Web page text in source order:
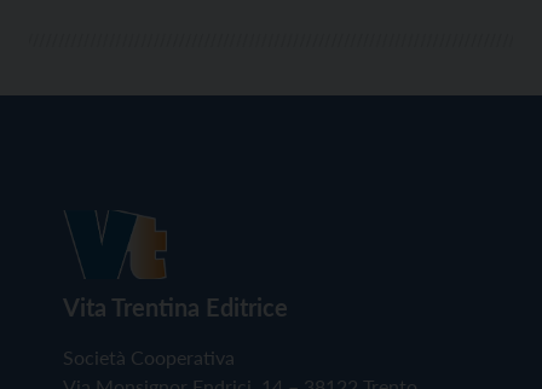
Vita Trentina Editrice
Società Cooperativa